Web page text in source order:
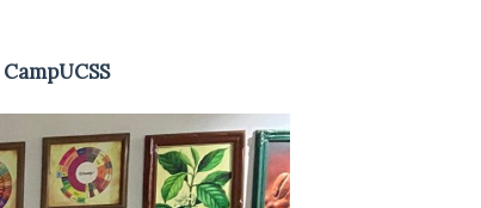
CampUCSS